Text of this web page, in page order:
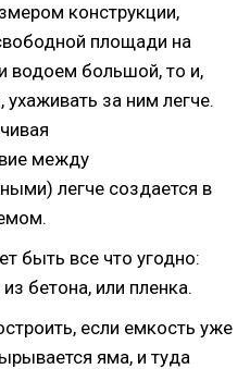
конструкции,
площади на
водоем большой, то и,
ухаживать за ним легче.
между
легче создается в
быть все что угодно:
бетона, или пленка.
если емкость уже
яма, и туда